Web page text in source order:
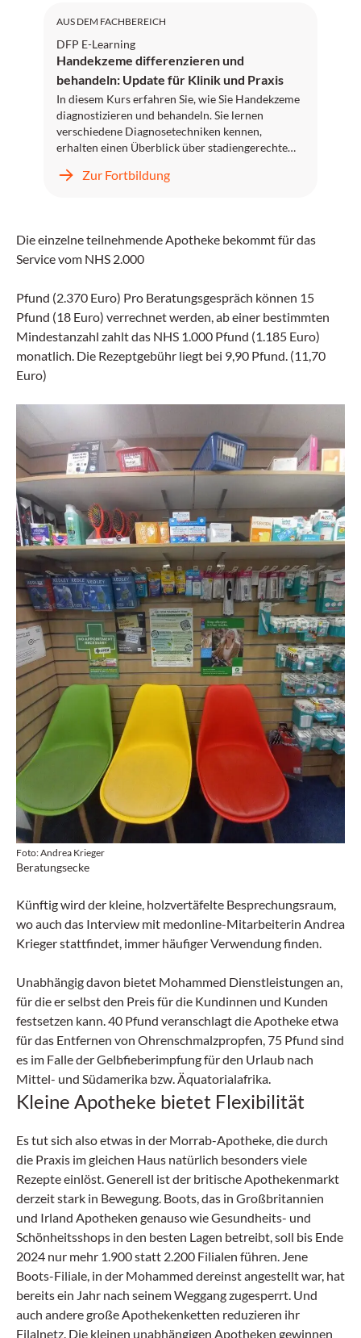
AUS DEM FACHBEREICH
DFP E-Learning
Handekzeme differenzieren und
behandeln: Update für Klinik und Praxis
In diesem Kurs erfahren Sie, wie Sie Handekzeme
diagnostizieren und behandeln. Sie lernen
verschiedene Diagnosetechniken kennen,
erhalten einen Überblick über stadiengerechte
primären, sekundären und tertiären
Zur Fortbildung
Die einzelne teilnehmende Apotheke bekommt für das
Service vom NHS 2.000
Pfund (2.370 Euro) Pro Beratungsgespräch können 15
Pfund (18 Euro) verrechnet werden, ab einer bestimmten
Mindestanzahl zahlt das NHS 1.000 Pfund (1.185 Euro)
monatlich. Die Rezeptgebühr liegt bei 9,90 Pfund. (11,70
Euro)
Foto: Andrea Krieger
Beratungsecke
Künftig wird der kleine, holzvertäfelte Besprechungsraum,
wo auch das Interview mit medonline-Mitarbeiterin Andrea
Krieger stattfindet, immer häufiger Verwendung finden.
Unabhängig davon bietet Mohammed Dienstleistungen an,
für die er selbst den Preis für die Kundinnen und Kunden
festsetzen kann. 40 Pfund veranschlagt die Apotheke etwa
für das Entfernen von Ohrenschmalzpropfen, 75 Pfund sind
es im Falle der Gelbfieberimpfung für den Urlaub nach
Mittel- und Südamerika bzw. Äquatorialafrika.
Kleine Apotheke bietet Flexibilität
Es tut sich also etwas in der Morrab-Apotheke, die durch
die Praxis im gleichen Haus natürlich besonders viele
Rezepte einlöst. Generell ist der britische Apothekenmarkt
derzeit stark in Bewegung. Boots, das in Großbritannien
und Irland Apotheken genauso wie Gesundheits- und
Schönheitsshops in den besten Lagen betreibt, soll bis Ende
2024 nur mehr 1.900 statt 2.200 Filialen führen. Jene
Boots-Filiale, in der Mohammed dereinst angestellt war, hat
bereits ein Jahr nach seinem Weggang zugesperrt. Und
auch andere große Apothekenketten reduzieren ihr
Filalnetz. Die kleinen unabhängigen Apotheken gewinnen